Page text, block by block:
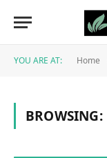
YOU ARE AT: Home
BROWSING: